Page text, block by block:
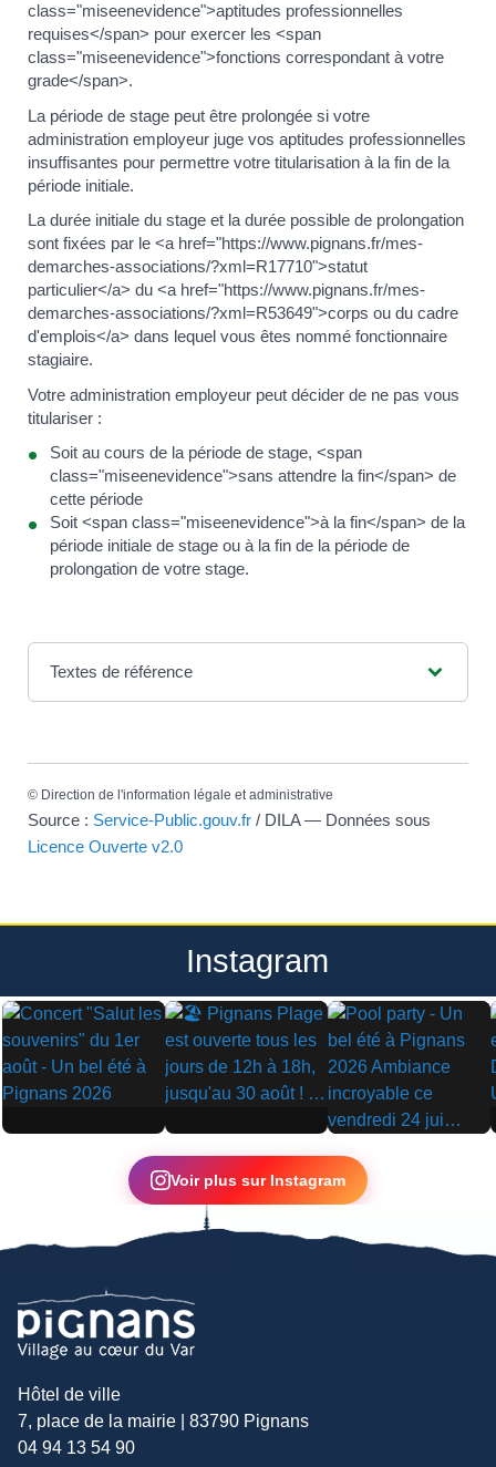
class="miseenevidence">aptitudes professionnelles
requises</span> pour exercer les <span
class="miseenevidence">fonctions correspondant à votre
grade</span>.
La période de stage peut être prolongée si votre
administration employeur juge vos aptitudes professionnelles
insuffisantes pour permettre votre titularisation à la fin de la
période initiale.
La durée initiale du stage et la durée possible de prolongation
sont fixées par le <a href="https://www.pignans.fr/mes-
demarches-associations/?xml=R17710">statut
particulier</a> du <a href="https://www.pignans.fr/mes-
demarches-associations/?xml=R53649">corps ou du cadre
d'emplois</a> dans lequel vous êtes nommé fonctionnaire
stagiaire.
Votre administration employeur peut décider de ne pas vous
titulariser :
Soit au cours de la période de stage, <span
class="miseenevidence">sans attendre la fin</span> de
cette période
Soit <span class="miseenevidence">à la fin</span> de la
période initiale de stage ou à la fin de la période de
prolongation de votre stage.
Textes de référence
© Direction de l'information légale et administrative
Source : Service-Public.gouv.fr / DILA — Données sous
Licence Ouverte v2.0
Instagram
▶ ▶
▶
Voir plus sur Instagram
Hôtel de ville
7, place de la mairie | 83790 Pignans
04 94 13 54 90